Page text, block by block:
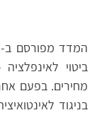
ביטוי
מחירים. בפעם
בניגוד